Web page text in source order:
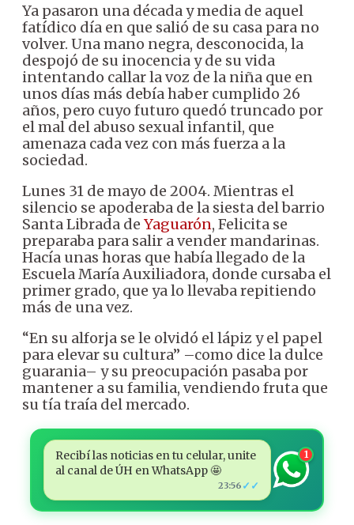
Ya pasaron una década y media de aquel
fatídico día en que salió de su casa para no
volver. Una mano negra, desconocida, la
despojó de su inocencia y de su vida
intentando callar la voz de la niña que en
unos días más debía haber cumplido 26
años, pero cuyo futuro quedó truncado por
el mal del abuso sexual infantil, que
amenaza cada vez con más fuerza a la
sociedad.
Lunes 31 de mayo de 2004. Mientras el
silencio se apoderaba de la siesta del barrio
Santa Librada de Yaguarón, Felicita se
preparaba para salir a vender mandarinas.
Hacía unas horas que había llegado de la
Escuela María Auxiliadora, donde cursaba el
primer grado, que ya lo llevaba repitiendo
más de una vez.
“En su alforja se le olvidó el lápiz y el papel
para elevar su cultura” –como dice la dulce
guarania– y su preocupación pasaba por
mantener a su familia, vendiendo fruta que
su tía traía del mercado.
Recibí las noticias en tu celular, unite
al canal de ÚH en WhatsApp 🤩
23:56 ✓✓
1